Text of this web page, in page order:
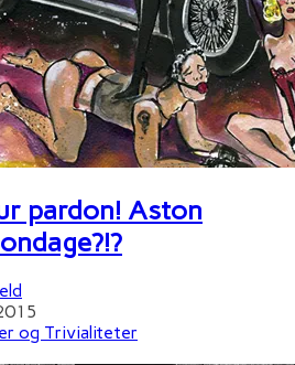
pardon! Aston
og Trivialiteter